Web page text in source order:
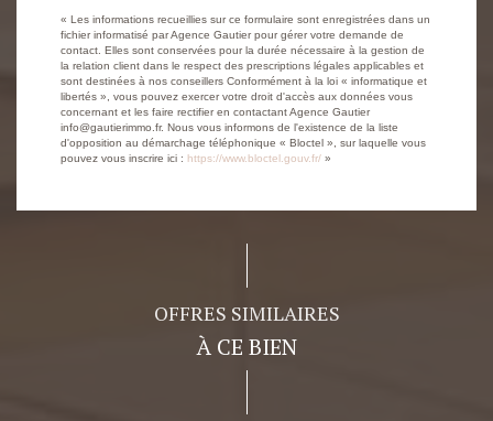
« Les informations recueillies sur ce formulaire sont enregistrées dans un
fichier informatisé par Agence Gautier pour gérer votre demande de
contact. Elles sont conservées pour la durée nécessaire à la gestion de
la relation client dans le respect des prescriptions légales applicables et
sont destinées à nos conseillers Conformément à la loi « informatique et
libertés », vous pouvez exercer votre droit d'accès aux données vous
concernant et les faire rectifier en contactant Agence Gautier
info@gautierimmo.fr. Nous vous informons de l'existence de la liste
d'opposition au démarchage téléphonique « Bloctel », sur laquelle vous
pouvez vous inscrire ici : https://www.bloctel.gouv.fr/ »
OFFRES SIMILAIRES
À CE BIEN